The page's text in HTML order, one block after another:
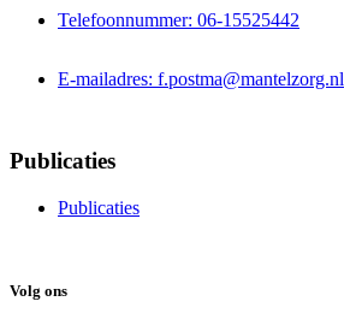
Telefoonnummer: 06-15525442
E-mailadres: f.postma@mantelzorg.nl
Publicaties
Publicaties
Volg ons